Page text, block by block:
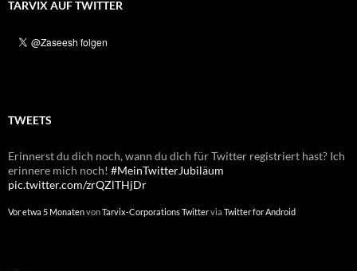
TARVIX AUF TWITTER
TWEETS
Erinnerst du dich noch, wann du dich für Twitter registriert hast? Ich
erinnere mich noch! #MeinTwitterJubiläum
pic.twitter.com/zrQZlTHjDr
Vor etwa 5 MonatenvonTarvix-Corporations Twittervia Twitter for Android
Erinnerst du dich noch, wann du dich für Twitter registriert hast? Ich
erinnere mich noch! #MeinTwitterJubiläum
pic.twitter.com/GITNW4yvgL
Vor etwa einem JahrvonTarvix-Corporations TwitterviaTwitter for Android